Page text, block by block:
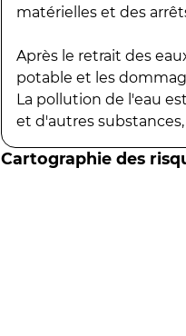
matérielles et des
Après le retrait des
potable et les
La pollution de l'eau
et d'autres
Cartographie des